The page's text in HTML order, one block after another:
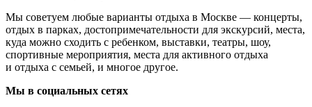
Мы советуем любые варианты отдыха в Москве — концерты,
отдых в парках, достопримечательности для экскурсий, места,
куда можно сходить с ребенком, выставки, театры, шоу,
спортивные мероприятия, места для активного отдыха
и отдыха с семьей, и многое другое.
Мы в социальных сетях